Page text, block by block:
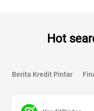
Hot
Berita Kredit Pintar